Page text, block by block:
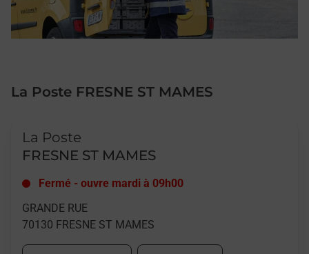
La Poste FRESNE ST MAMES
La Poste
FRESNE ST MAMES
Fermé - ouvre mardi à 09h00
GRANDE RUE
70130 FRESNE ST MAMES